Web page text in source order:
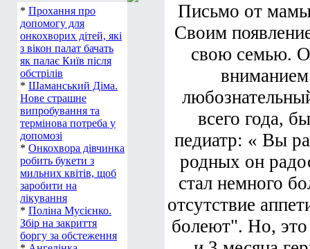
* Прохання про
допомогу для
онкохворих дітей, які
з вікон палат бачать
як палає Київ після
обстрілів
* Шаманський Діма.
Нове страшне
випробування та
термінова потреба у
допомозі
* Онкохвора дівчинка
робить букети з
мильних квітів, щоб
заробити на
лікування
* Поліна Мусієнко.
Збір на закриття
боргу за обстеження
Письмо от
Своим
свою семью.
всего года,
педиатр: « Вы
родных он
стал немного
отсутствие
болеют". Но,